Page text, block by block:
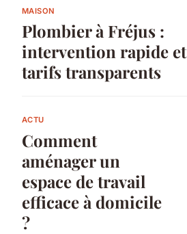
MAISON
Plombier à Fréjus :
intervention rapide et
tarifs transparents
ACTU
Comment
aménager un
espace de travail
efficace à domicile
?